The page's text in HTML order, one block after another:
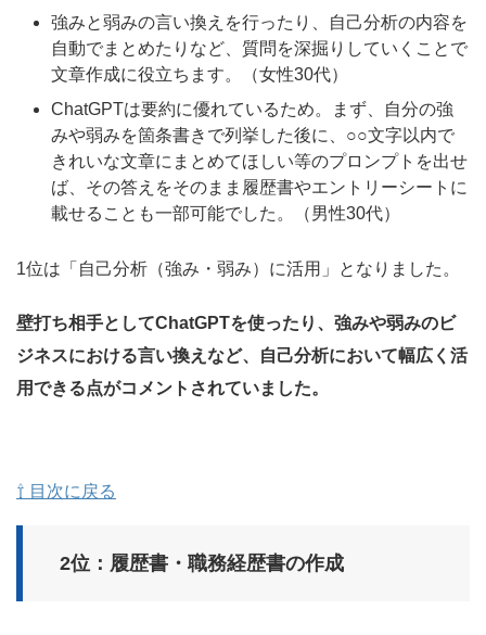
強みと弱みの言い換えを行ったり、自己分析の内容を
自動でまとめたりなど、質問を深掘りしていくことで
文章作成に役立ちます。（女性30代）
ChatGPTは要約に優れているため。まず、自分の強
みや弱みを箇条書きで列挙した後に、○○文字以内で
きれいな文章にまとめてほしい等のプロンプトを出せ
ば、その答えをそのまま履歴書やエントリーシートに
載せることも一部可能でした。（男性30代）
1位は「自己分析（強み・弱み）に活用」となりました。
壁打ち相手としてChatGPTを使ったり、強みや弱みのビ
ジネスにおける言い換えなど、自己分析において幅広く活
用できる点がコメントされていました。
⇧ 目次に戻る
2位：履歴書・職務経歴書の作成